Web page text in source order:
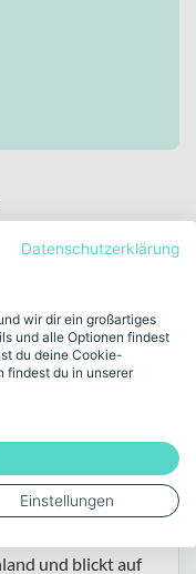
Abenteuer –
und blickt auf
Datenschutzerklärung
wir dir ein großartiges
und alle Optionen findest
du deine Cookie-
findest du in unserer
Einstellungen